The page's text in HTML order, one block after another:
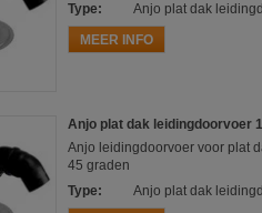
Type:
Anjo plat dak
MEER INFO
Anjo plat dak leidingdoorvoer
Anjo leidingdoorvoer voor plat
45 graden
Type:
Anjo plat dak